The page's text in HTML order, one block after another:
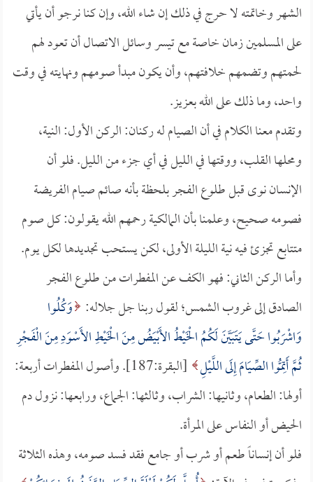
الشهر وخاتمته لا حرج في ذلك إن شاء الله، وإن كنا نرجو أن يأتي
على المسلمين زمان خاصة مع تيسر وسائل الاتصال أن تعود لهم
لحمتهم وتضمهم خلافتهم، وأن يكون مبدأ صومهم ونهايته في وقت
واحد، وما ذلك على الله بعزيز.
وتقدم معنا الكلام في أن الصيام له ركنان: الركن الأول: النية،
ومحلها القلب، ووقتها في الليل في أي جزء من الليل. فلو أن
الإنسان نوى قبل طلوع الفجر بلحظة بأنه صائم صيام الفريضة
فصومه صحيح، وعلمنا بأن المالكية رحمهم الله يقولون: كل صوم
متتابع تجزئ فيه نية الليلة الأولى، لكن يستحب تجديدها لكل يوم.
وأما الركن الثاني: فهو الكف عن المفطرات من طلوع الفجر
الصادق إلى غروب الشمس؛ لقول ربنا جل جلاله: وَكُلُوا
وَاشْرَبُوا حَتَّى يَتَبَيَّنَ لَكُمُ الْخَيْطُ الأَبْيَضُ مِنَ الْخَيْطِ الأَسْوَدِ مِنَ الْفَجْرِ
ثُمَّ أَتِمُّوا الصِّيَامَ إِلَى اللَّيْلِ
[البقرة:187]. وأصول المفطرات أربعة:
أولها: الطعام، وثانيها: الشراب، وثالثها: الجماع، ورابعها: نزول دم
الحيض أو النفاس على المرأة.
فلو أن إنساناً طعم أو شرب أو جامع فقد فسد صومه، وهذه الثلاثة